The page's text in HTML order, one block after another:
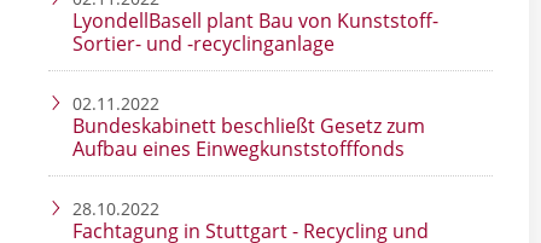
LyondellBasell plant Bau von Kunststoff-
Sortier- und -recyclinganlage
02.11.2022
Bundeskabinett beschließt Gesetz zum
Aufbau eines Einwegkunststofffonds
28.10.2022
Fachtagung in Stuttgart - Recycling und